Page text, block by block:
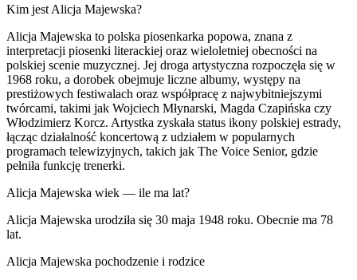
Kim jest Alicja Majewska?
Alicja Majewska to polska piosenkarka popowa, znana z
interpretacji piosenki literackiej oraz wieloletniej obecności na
polskiej scenie muzycznej. Jej droga artystyczna rozpoczęła się w
1968 roku, a dorobek obejmuje liczne albumy, występy na
prestiżowych festiwalach oraz współpracę z najwybitniejszymi
twórcami, takimi jak Wojciech Młynarski, Magda Czapińska czy
Włodzimierz Korcz. Artystka zyskała status ikony polskiej estrady,
łącząc działalność koncertową z udziałem w popularnych
programach telewizyjnych, takich jak The Voice Senior, gdzie
pełniła funkcję trenerki.
Alicja Majewska wiek — ile ma lat?
Alicja Majewska urodziła się 30 maja 1948 roku. Obecnie ma 78
lat.
Alicja Majewska pochodzenie i rodzice